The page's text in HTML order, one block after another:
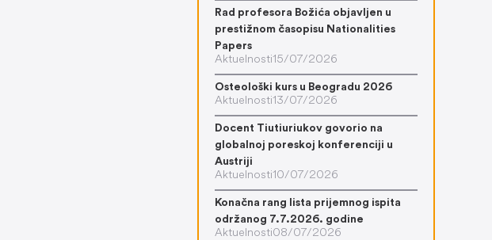
Rad profesora Božića objavljen u
prestižnom časopisu Nationalities
Papers
Aktuelnosti15/07/2026
Osteološki kurs u Beogradu 2026
Aktuelnosti13/07/2026
Docent Tiutiuriukov govorio na
globalnoj poreskoj konferenciji u
Austriji
Aktuelnosti10/07/2026
Konačna rang lista prijemnog ispita
održanog 7.7.2026. godine
Aktuelnosti08/07/2026